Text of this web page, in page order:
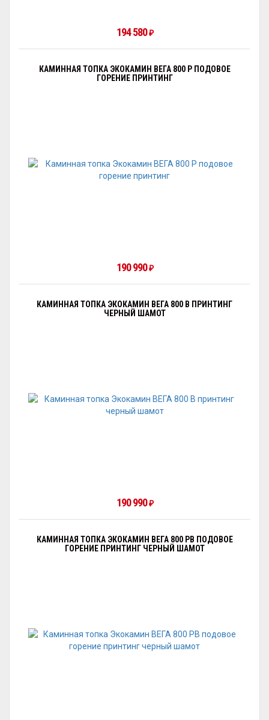
194 580₽
КАМИННАЯ ТОПКА ЭКОКАМИН ВЕГА 800 P ПОДОВОЕ
ГОРЕНИЕ ПРИНТИНГ
190 990₽
КАМИННАЯ ТОПКА ЭКОКАМИН ВЕГА 800 B ПРИНТИНГ
ЧЕРНЫЙ ШАМОТ
190 990₽
КАМИННАЯ ТОПКА ЭКОКАМИН ВЕГА 800 PB ПОДОВОЕ
ГОРЕНИЕ ПРИНТИНГ ЧЕРНЫЙ ШАМОТ